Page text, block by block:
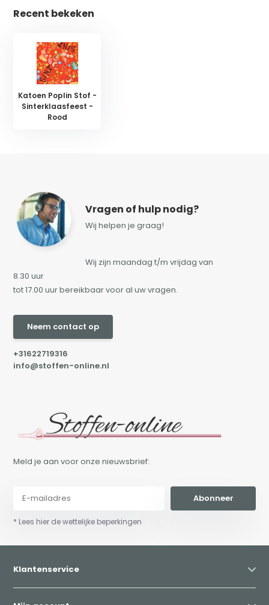
Recent bekeken
Katoen Poplin Stof -
Sinterklaasfeest -
Rood
Vragen of hulp nodig?
Wij helpen je graag!
Wij zijn maandag t/m vrijdag van
8.30 uur
tot 17.00 uur bereikbaar voor al uw vragen.
Neem contact op
+31622719316
info@stoffen-online.nl
Meld je aan voor onze nieuwsbrief:
Abonneer
* Lees hier de wettelijke beperkingen
Klantenservice